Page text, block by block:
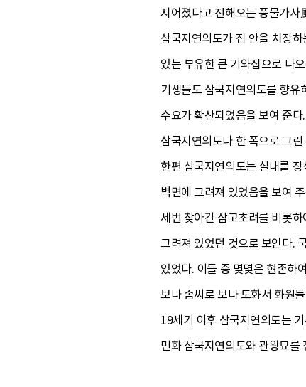
지어졌다고 전해오는 풍물가
삼국지연의도가 집 안을 치장
있는 부유한 큰 기와집으로 나
기생들도 삼국지연의도를 향유
수요가 확산되었음을 보여 준
삼국지연의도나 한 폭으로 그
한편 삼국지연의도는 실내를
벽면에 그려져 있었음을 보여
세번 찾아간 삼고초려를 비롯
그려져 있었던 것으로 보인다.
있었다. 이들 중 몇몇은 현존하
보나 솜씨로 보나 도화서 화원
19세기 이후 삼국지연의도는
민화 삼국지연의도와 관왕묘를